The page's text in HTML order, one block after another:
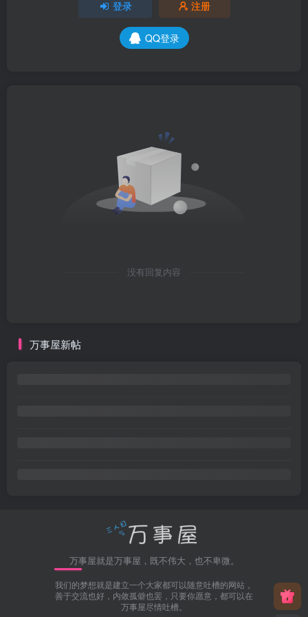
登录 注册
QQ登录
没有回复内容
万事屋新帖
万事屋就是万事屋，既不伟大，也不卑微。
我们的梦想就是建立一个大家都可以随意吐槽的网站，
善于交流也好，内敛孤僻也罢，只要你愿意，都可以在
万事屋尽情吐槽。